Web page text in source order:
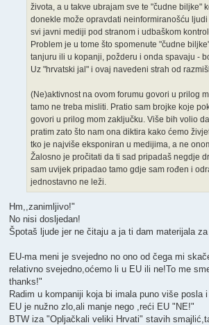
života, a u takve ubrajam sve te "čudne biljke"
donekle može opravdati neinformiranošću
svi javni mediji pod stranom i udbaškom
Problem je u tome što spomenute "čudne
tanjuru ili u kopanji, požderu i onda spavaju -
Uz "hrvatski jal" i ovaj navedeni strah od
(Ne)aktivnost na ovom forumu govori u prilog
tamo ne treba misliti. Pratio sam brojke koje
govori u prilog mom zaključku. Više bih volio
pratim zato što nam ona diktira kako ćemo
tko je najviše eksponiran u medijima, a ne
Žalosno je pročitati da ti sad pripadaš negdje
sam uvijek pripadao tamo gdje sam rođen i
jednostavno ne leži.
Hm,,zanimljivo!"
No nisi dosljedan!
Špotaš ljude jer ne čitaju a ja ti dam materijala
EU-ma meni je svejedno no ono od čega mi
relativno svejedno,oćemo li u EU ili ne!To me
thanks!"
Radim u kompaniji koja bi imala puno više posla
EU je nužno zlo,ali manje nego ,reći EU "NE!"
BTW iza "Opljačkali veliki Hrvati" stavih